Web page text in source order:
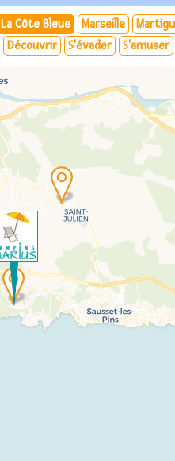
La Côte Bleue Marseille
Découvrir S'évader S'amuser